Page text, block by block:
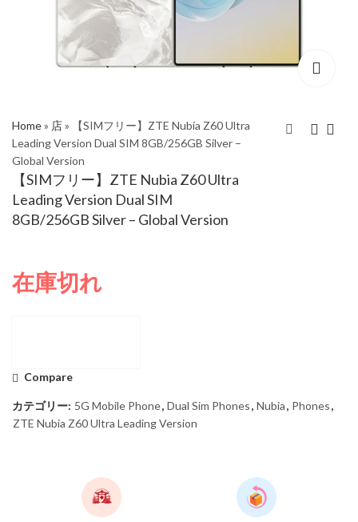
Home» 店»
【SIMフリー】ZTE Nubia Z60 Ultra
Leading Version Dual SIM 8GB/256GB Silver –
Global Version
【SIMフリー】ZTE Nubia Z60 Ultra
Leading Version Dual SIM
8GB/256GB Silver – Global Version
【SIMフリー】Zte
16GB/512GB Snowfall
【SIMフリー】ZTE
SIM 8GB/256GB Black
在庫切れ
Compare
カテゴリー: 5G Mobile Phone, Dual Sim Phones, Nubia, Phones,
ZTE Nubia Z60 Ultra Leading Version